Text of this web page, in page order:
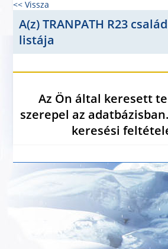
<< Vissza
A(z) TRANPATH R23
listája
Az Ön által keresett
szerepel az
keresési